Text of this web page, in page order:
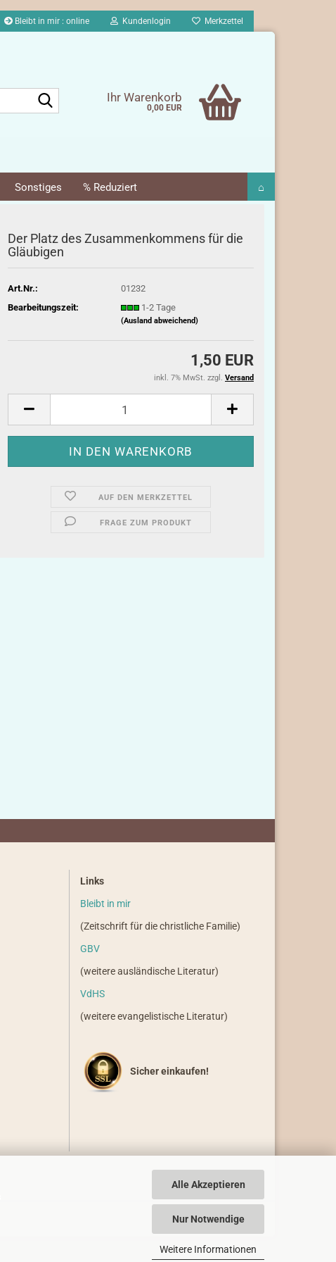
Alle Akzeptieren
Nur Notwendige
Weitere Informationen
Bleibt in mir : online Kundenlogin Merkzettel
Ihr Warenkorb
0,00 EUR
Sonstiges % Reduziert ⌂
Der Platz des Zusammenkommens für die
Gläubigen
Art.Nr.:
01232
Bearbeitungszeit:
1-2 Tage
(Ausland abweichend)
1,50 EUR
inkl. 7% MwSt. zzgl. Versand
AUF DEN MERKZETTEL
FRAGE ZUM PRODUKT
Links
Bleibt in mir
(Zeitschrift für die christliche Familie)
GBV
(weitere ausländische Literatur)
VdHS
(weitere evangelistische Literatur)
Sicher einkaufen!